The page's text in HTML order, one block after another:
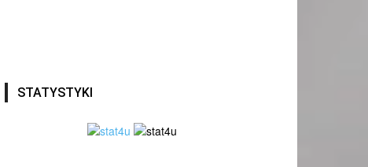
STATYSTYKI